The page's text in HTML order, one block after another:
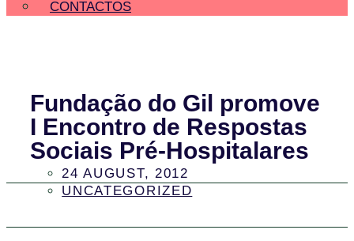
CONTACTOS
Fundação do Gil promove
I Encontro de Respostas
Sociais Pré-Hospitalares
24 AUGUST, 2012
UNCATEGORIZED